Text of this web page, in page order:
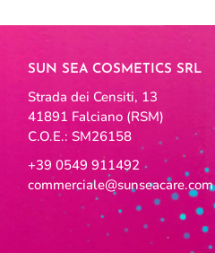
SUN SEA COSMETICS SRL
Strada dei Censiti, 13
41891 Falciano (RSM)
C.O.E.: SM26158
+39 0549 911492
commerciale@sunseacare.com